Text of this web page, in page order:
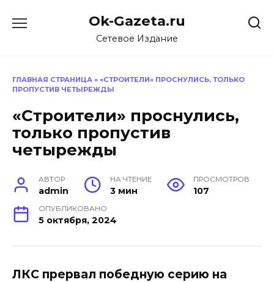
Ok-Gazeta.ru
Сетевое Издание
ГЛАВНАЯ СТРАНИЦА » «СТРОИТЕЛИ» ПРОСНУЛИСЬ, ТОЛЬКО
ПРОПУСТИВ ЧЕТЫРЕЖДЫ
«Строители» проснулись,
только пропустив
четырежды
АВТОР
admin
НА ЧТЕНИЕ
3 мин
ПРОСМОТРОВ
107
ОПУБЛИКОВАНО
5 октября, 2024
ЛКС прервал победную серию на